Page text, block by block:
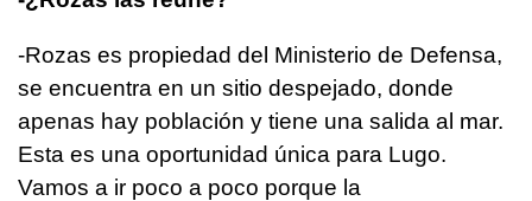
-Rozas es propiedad del Ministerio de Defensa,
se encuentra en un sitio despejado, donde
apenas hay población y tiene una salida al mar.
Esta es una oportunidad única para Lugo.
Vamos a ir poco a poco porque la